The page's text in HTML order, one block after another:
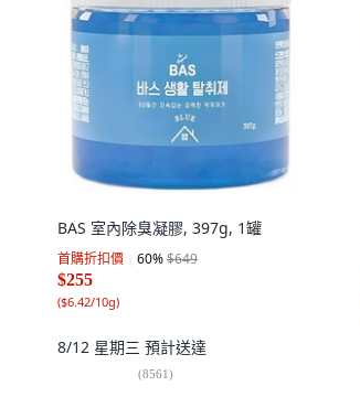
BAS 室內除臭凝膠, 397g, 1罐
首購折扣價 60%$649
$255
($6.42/10g)
8/12 星期三 預計送達
(8561)